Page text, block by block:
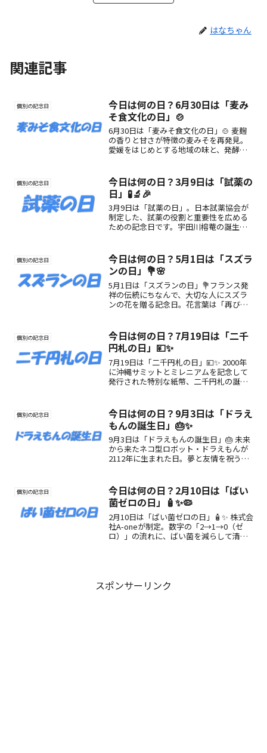
はなちゃん
関連記事
個別の記念日
今日は何の日？6月30日は「麦み
そ食文化の日」🍲
6月30日は「麦みそ食文化の日」🍲 麦麹
の香りと甘さが特徴の麦みそを再発見。
愛媛をはじめとする地域の味と、発酵食
個別の記念日
今日は何の日？3月9日は「試薬の
日」🧪🔬🎉
3月9日は「試薬の日」。日本試薬協会が
制定した、試薬の役割と重要性を広める
ための記念日です。宇田川榕菴の誕生日
す。
個別の記念日
今日は何の日？5月1日は「スズラ
ンの日」💐🌸
5月1日は「スズランの日」💐フランス発
祥の伝統にちなんで、大切な人にスズラ
ンの花を贈る記念日。花言葉は「再び幸
んか？
個別の記念日
今日は何の日？7月19日は「二千
円札の日」💴✨
7月19日は「二千円札の日」💴✨ 2000年
に沖縄サミットとミレニアムを記念して
発行された特別な紙幣、二千円札の誕生
う！
個別の記念日
今日は何の日？9月3日は「ドラえ
もんの誕生日」🎂✨
9月3日は「ドラえもんの誕生日」🎂 未来
から来たネコ型ロボット・ドラえもんが
2112年に生まれた日。夢と友情を祝う心
個別の記念日
今日は何の日？2月10日は「ばい
菌ゼロの日」🧴✨🦠
2月10日は「ばい菌ゼロの日」🧴✨ 株式会
社A-oneが制定。数字の「2→1→0（ゼ
ロ）」の流れに、ばい菌を減らして清潔
スポンサーリンク